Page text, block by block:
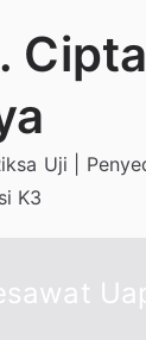
Uji |
K3